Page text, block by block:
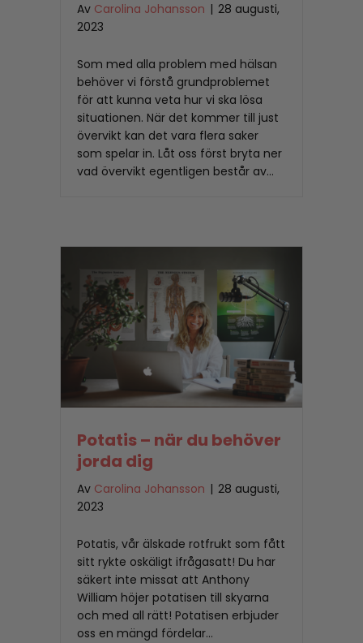
Av Carolina Johansson | 28 augusti,
2023
Som med alla problem med hälsan
behöver vi förstå grundproblemet
för att kunna veta hur vi ska lösa
situationen. När det kommer till just
övervikt kan det vara flera saker
som spelar in. Låt oss först bryta ner
vad övervikt egentligen består av…
Potatis – när du behöver
jorda dig
Av Carolina Johansson | 28 augusti,
2023
Potatis, vår älskade rotfrukt som fått
sitt rykte oskäligt ifrågasatt! Du har
säkert inte missat att Anthony
William höjer potatisen till skyarna
och med all rätt! Potatisen erbjuder
oss en mängd fördelar…